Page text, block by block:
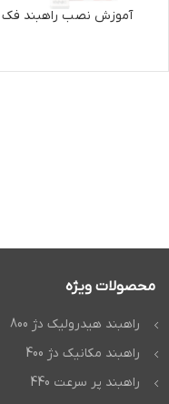
آموزش نصب راهبند فک
محصولات ویژه
راهبند هیدرولیک دژ 800
راهبند مکانیک دژ 400
راهبند پر سرعت 440